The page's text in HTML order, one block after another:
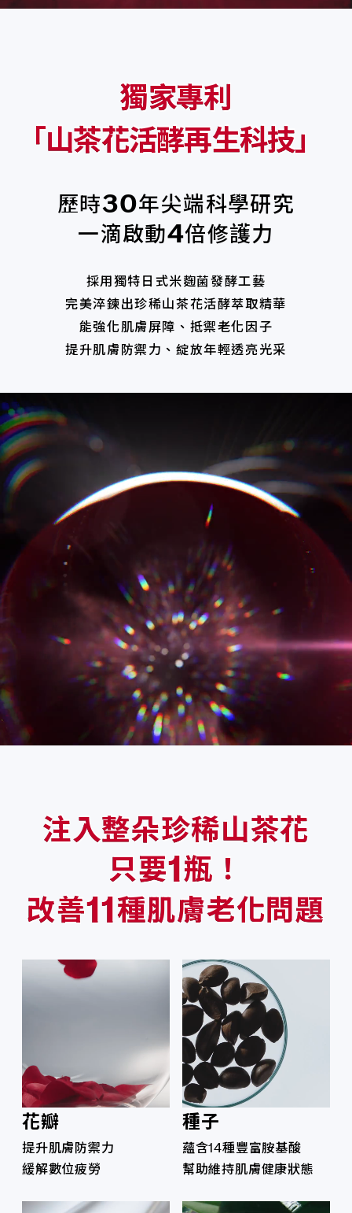
獨家專利
「 山茶花活酵再生科技」
歷時30年尖端科學研究
一滴啟動4倍修護力
採用獨特日式米麴菌發酵工藝
完美淬鍊出珍稀山茶花活酵萃取精華
能強化肌膚屏障、抵禦老化因子
提升肌膚防禦力、綻放年輕透亮光采
注入整朵珍稀山茶花
只要1瓶！
改善11種肌膚老化問題
花瓣
提升肌膚防禦力
緩解數位疲勞
種子
蘊含14種豐富胺基酸
幫助維持肌膚健康狀態